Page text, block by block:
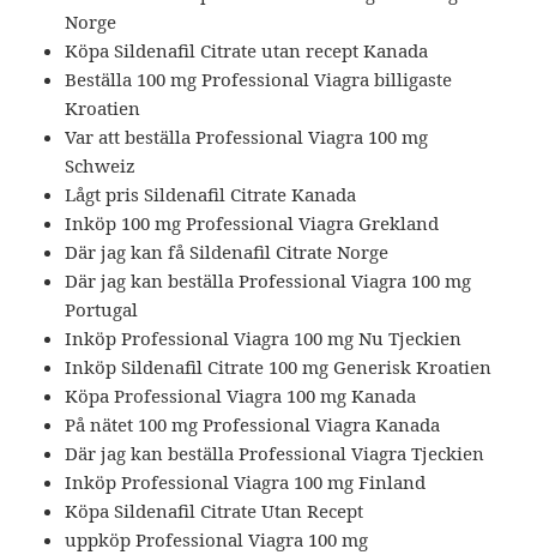
Norge
Köpa Sildenafil Citrate utan recept Kanada
Beställa 100 mg Professional Viagra billigaste
Kroatien
Var att beställa Professional Viagra 100 mg
Schweiz
Lågt pris Sildenafil Citrate Kanada
Inköp 100 mg Professional Viagra Grekland
Där jag kan få Sildenafil Citrate Norge
Där jag kan beställa Professional Viagra 100 mg
Portugal
Inköp Professional Viagra 100 mg Nu Tjeckien
Inköp Sildenafil Citrate 100 mg Generisk Kroatien
Köpa Professional Viagra 100 mg Kanada
På nätet 100 mg Professional Viagra Kanada
Där jag kan beställa Professional Viagra Tjeckien
Inköp Professional Viagra 100 mg Finland
Köpa Sildenafil Citrate Utan Recept
uppköp Professional Viagra 100 mg